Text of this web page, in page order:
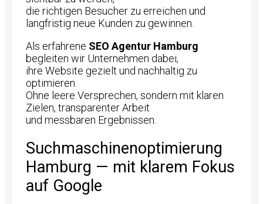
die richtigen Besucher zu erreichen und
langfristig neue Kunden zu gewinnen.
Als erfahrene SEO Agentur Hamburg
begleiten wir Unternehmen dabei,
ihre Website gezielt und nachhaltig zu
optimieren.
Ohne leere Versprechen, sondern mit klaren
Zielen, transparenter Arbeit
und messbaren Ergebnissen.
Suchmaschinenoptimierung
Hamburg — mit klarem Fokus
auf Google